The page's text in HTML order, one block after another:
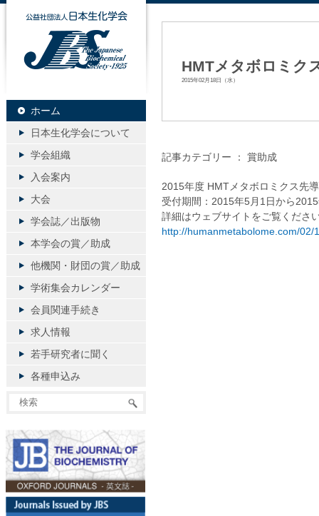
HMTメタボロミク
2015年02月18日（水）
記事カテゴリー ： 賞助成
2015年度 HMTメタボロミクス先
受付期間：2015年5月1日から
詳細はウェブサイトをご覧くださ
http://humanmetabolome.com/02/
公益社団法人日本生化学会
ホーム
日本生化学会について
学会組織
入会案内
大会
学会誌／出版物
本学会の賞／助成
他機関・財団の賞／助成
学術集会カレンダー
会員関連手続き
求人情報
若手研究者に聞く
各種申込み